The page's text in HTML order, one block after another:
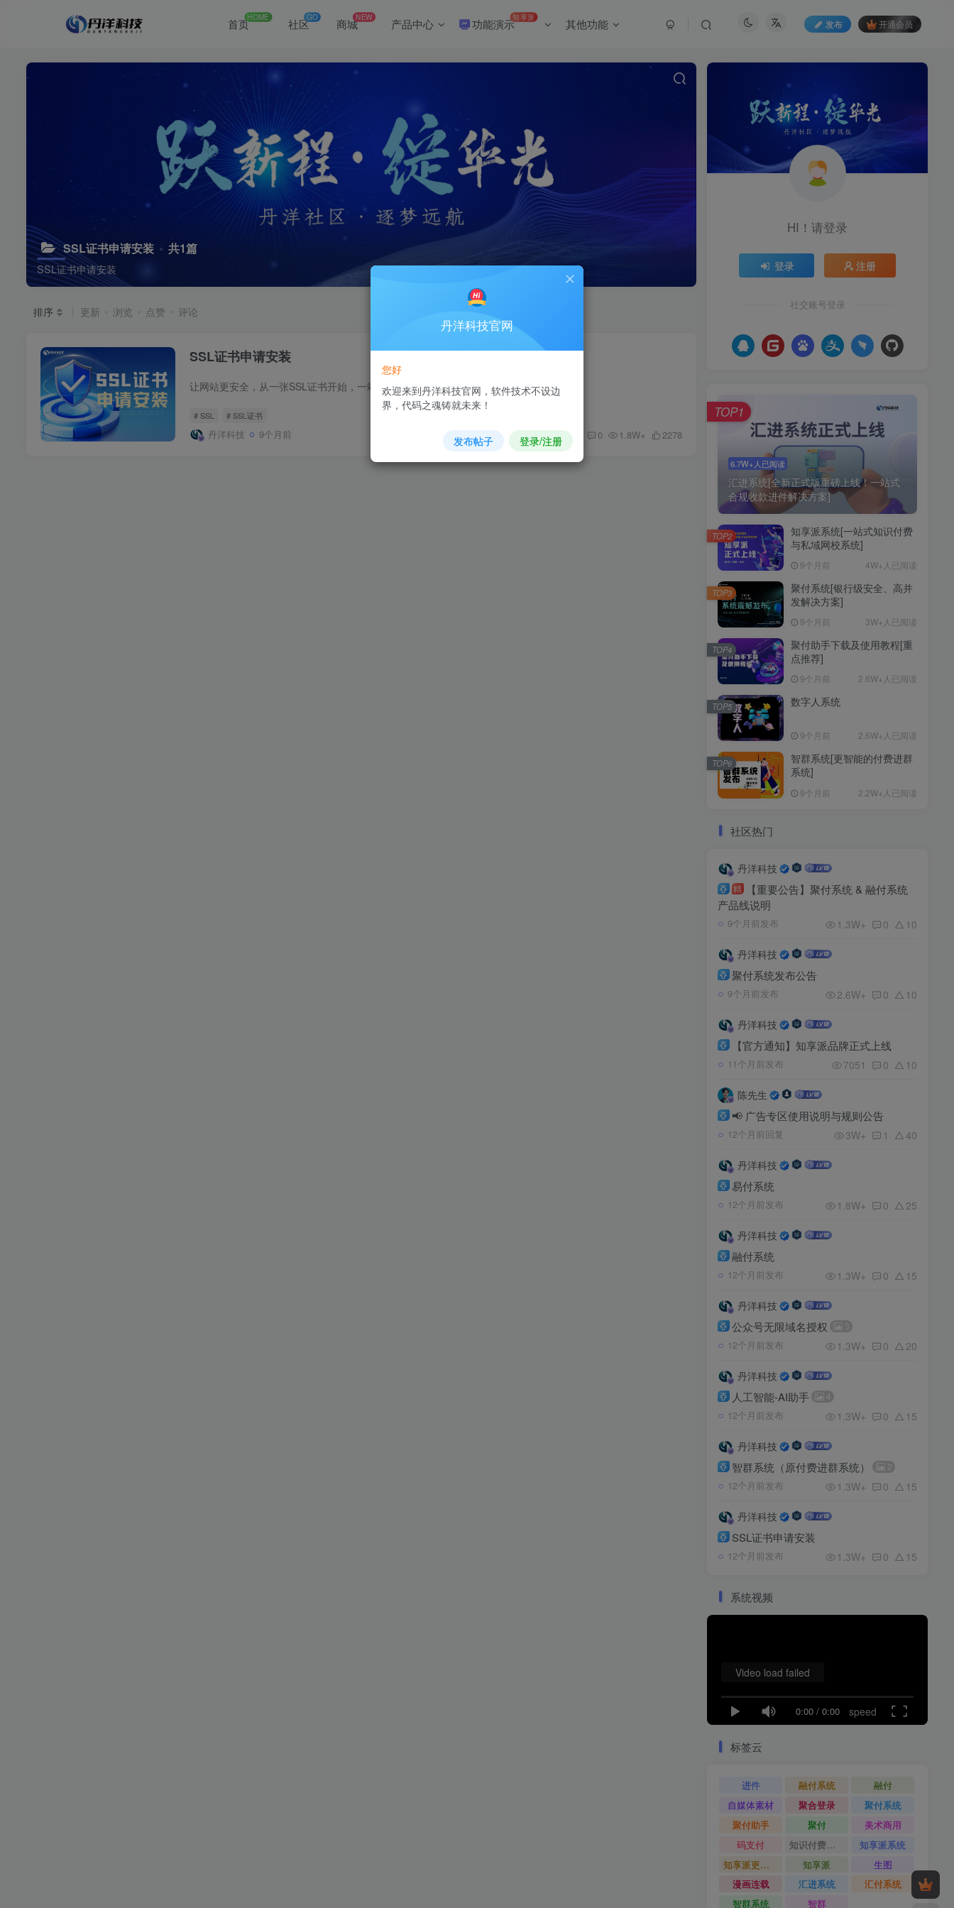
首页HOME 社区GO 商城NEW 产品中心 功能演示知享派 其他功能 发布 开通会员
SSL证书申请安装 共1篇
SSL证书申请安装
排序 更新 浏览 点赞 评论
SSL证书申请安装
让网站更安全，从一张SSL证书开始，一站式SSL证书申请与安装服务
# SSL # SSL证书
丹洋科技 9个月前 0 1.8W+ 2278
HI！请登录
登录 注册
社交账号登录
6.7W+人已阅读
汇进系统[全新正式版重磅上线！一站式
合规收款进件解决方案]
TOP1
知享派系统[一站式知识付费
与私域网校系统]
9个月前 4W+人已阅读
TOP2
聚付系统[银行级安全、高并
发解决方案]
9个月前 3W+人已阅读
TOP3
聚付助手下载及使用教程[重
点推荐]
9个月前 2.6W+人已阅读
TOP4
数字人系统
9个月前 2.6W+人已阅读
TOP5
智群系统[更智能的付费进群
系统]
9个月前 2.2W+人已阅读
TOP6
社区热门
丹洋科技
精
【重要公告】聚付系统 & 融付系统
产品线说明
9个月前发布 1.3W+ 0 10
丹洋科技
聚付系统发布公告
9个月前发布 2.6W+ 0 10
丹洋科技
【官方通知】知享派品牌正式上线
11个月前发布 7051 0 10
陈先生
📢 广告专区使用说明与规则公告
12个月前回复 3W+ 1 40
丹洋科技
易付系统
12个月前发布 1.8W+ 0 25
丹洋科技
融付系统
12个月前发布 1.3W+ 0 15
丹洋科技
公众号无限域名授权 3
12个月前发布 1.3W+ 0 20
丹洋科技
人工智能-AI助手 4
12个月前发布 1.3W+ 0 15
丹洋科技
智群系统（原付费进群系统） 2
12个月前发布 1.3W+ 0 15
丹洋科技
SSL证书申请安装
12个月前发布 1.3W+ 0 15
系统视频
0:00 / 0:00 speed
Video load failed
标签云
进件 融付系统
融付
自媒体素材
聚合登录
聚付系统
聚付助手
聚付
美术商用
码支付
知识付费系统
知享派系统
知享派更新日志
知享派
生图
漫画连载
汇进系统
汇付系统
智群系统
智群
丹洋科技官网
您好
欢迎来到丹洋科技官网，软件技术不设边
界，代码之魂铸就未来！
发布帖子 登录/注册